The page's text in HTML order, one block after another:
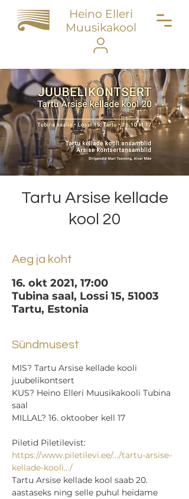
Heino Elleri
Muusikakool
Tartu Arsise kellade
kool 20
Aeg ja koht
16. okt 2021, 17:00
Tubina saal, Lossi 15, 51003
Tartu, Estonia
Sündmusest
MIS? Tartu Arsise kellade kooli
juubelikontsert
KUS? Heino Elleri Muusikakooli Tubina
saal
MILLAL? 16. oktoober kell 17
https://www.piletilevi.ee/.../tartu-arsise-
kellade-kooli.../
Tartu Arsise kellade kool saab 20.
aastaseks ning selle puhul heidame